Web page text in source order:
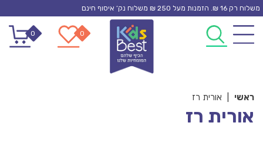
Skip
content
משלוח רק 16 ₪. הזמנות מעל 250 ₪ משלוח נק’ איסוף חינם
0
0
ראשי אורית רז
אורית רז